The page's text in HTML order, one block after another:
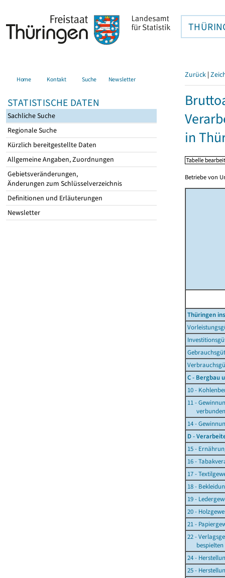
Home Kontakt Suche Newsletter
STATISTISCHE DATEN
Sachliche Suche
Regionale Suche
Kürzlich bereitgestellte Daten
Allgemeine Angaben, Zuordnungen
Gebietsveränderungen,
Änderungen zum Schlüsselverzeichnis
Definitionen und Erläuterungen
Newsletter
Zurück |
in
Betriebe von
Thüringen
C - Bergbau
10 -
11 -
14 -
D -
15 -
16 -
17 -
18 -
19 -
20 -
21 -
22 -
bespielten
24 -
25 -